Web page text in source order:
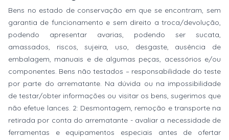
Bens no estado de conservação em que se encontram, sem
garantia de funcionamento e sem direito a troca/devolução,
podendo apresentar avarias, podendo ser sucata,
amassados, riscos, sujeira, uso, desgaste, ausência de
embalagem, manuais e de algumas peças, acessórios e/ou
componentes. Bens não testados – responsabilidade do teste
por parte do arrematante. Na dúvida ou na impossibilidade
de testar/obter informações ou visitar os bens, sugerimos que
não efetue lances. 2: Desmontagem, remoção e transporte na
retirada por conta do arrematante - avaliar a necessidade de
ferramentas e equipamentos especiais antes de ofertar